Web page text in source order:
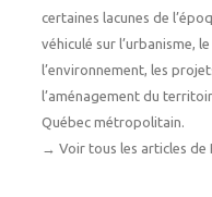
certaines lacunes de
véhiculé sur l’urbanisme,
l’environnement, les
l’aménagement du
Québec métropolitain.
→ Voir tous les articles de